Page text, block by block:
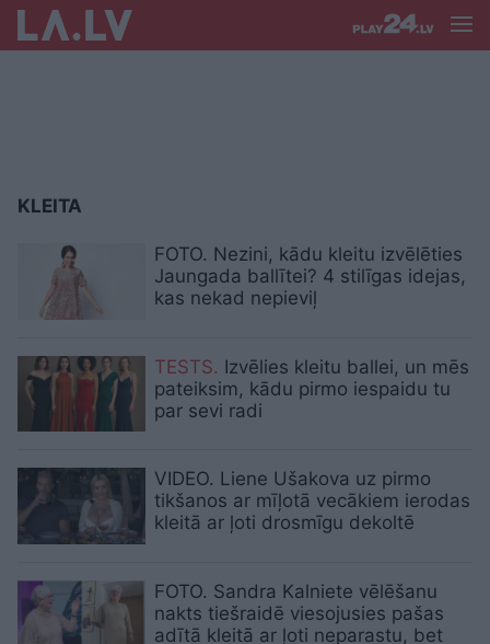
KLEITA
FOTO. Nezini, kādu kleitu izvēlēties
Jaungada ballītei? 4 stilīgas idejas,
kas nekad nepieviļ
TESTS. Izvēlies kleitu ballei, un mēs
pateiksim, kādu pirmo iespaidu tu
par sevi radi
VIDEO. Liene Ušakova uz pirmo
tikšanos ar mīļotā vecākiem ierodas
kleitā ar ļoti drosmīgu dekoltē
FOTO. Sandra Kalniete vēlēšanu
nakts tiešraidē viesojusies pašas
adītā kleitā ar ļoti neparastu, bet